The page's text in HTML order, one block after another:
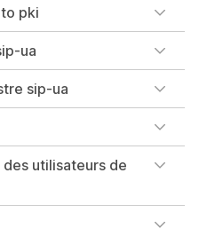
pki
ua
sip-ua
utilisateurs de